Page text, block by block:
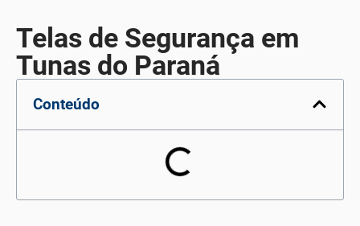
Telas de Segurança em
Tunas do Paraná
Conteúdo